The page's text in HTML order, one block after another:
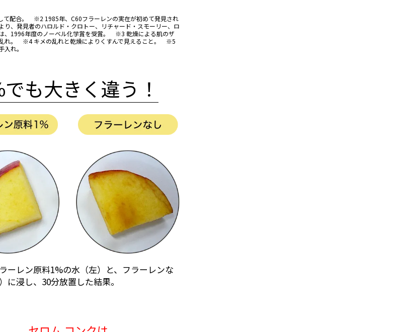
て配合。 ※2 1985年、C60フラーレンの実在が初めて発見され
り、発見者のハロルド・クロトー、リチャード・スモーリー、ロ
、1996年度のノーベル化学賞を受賞。 ※3 乾燥による肌のザ
れ。 ※4 キメの乱れと乾燥によりくすんで見えること。 ※5
入れ。
も大きく違う！
ーレン原料1%の水（左）と、フラーレンな
に浸し、30分放置した結果。